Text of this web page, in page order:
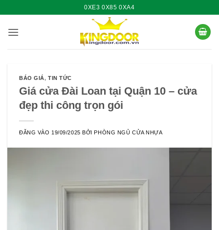
nội
0XE3 0X85 0XA4
BÁO GIÁ,TIN TỨC
Giá cửa Đài Loan tại Quận 10 – cửa
đẹp thi công trọn gói
ĐĂNG VÀO 19/09/2025 BỞIPHÒNG NGỦ CỬA NHỰA